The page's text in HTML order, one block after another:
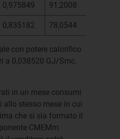
0,975849 91,2008
0,835182 78,0544
con potere calorifico
a 0,038520 GJ/Smc.
in un mese consumi
allo stesso mese in cui
che si sia formato il
CMEMm